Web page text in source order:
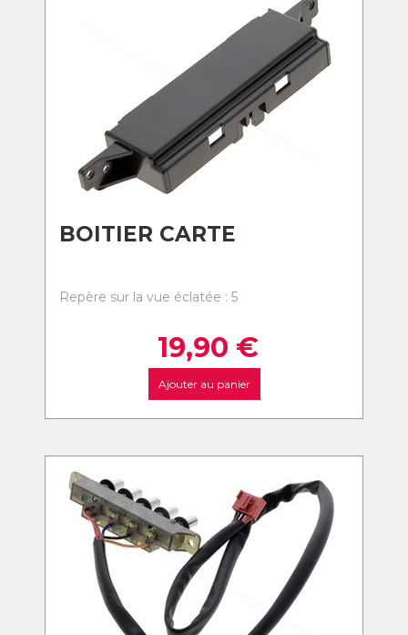
BOITIER CARTE
Repère sur la vue éclatée : 5
19,90 €
Ajouter au panier